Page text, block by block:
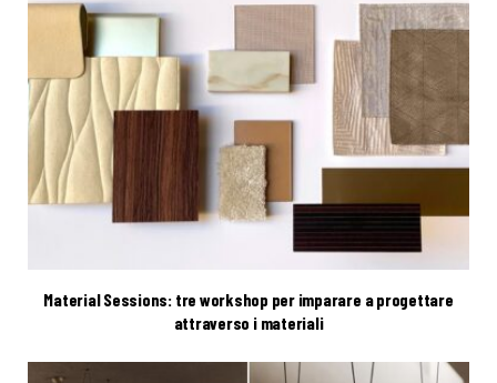
Material Sessions: tre workshop per imparare a progettare
attraverso i materiali